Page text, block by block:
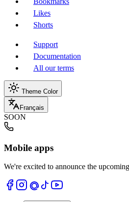
Likes
Shorts
Support
Documentation
All our terms
Theme Color
Français
SOON
Mobile apps
We're excited to announce the